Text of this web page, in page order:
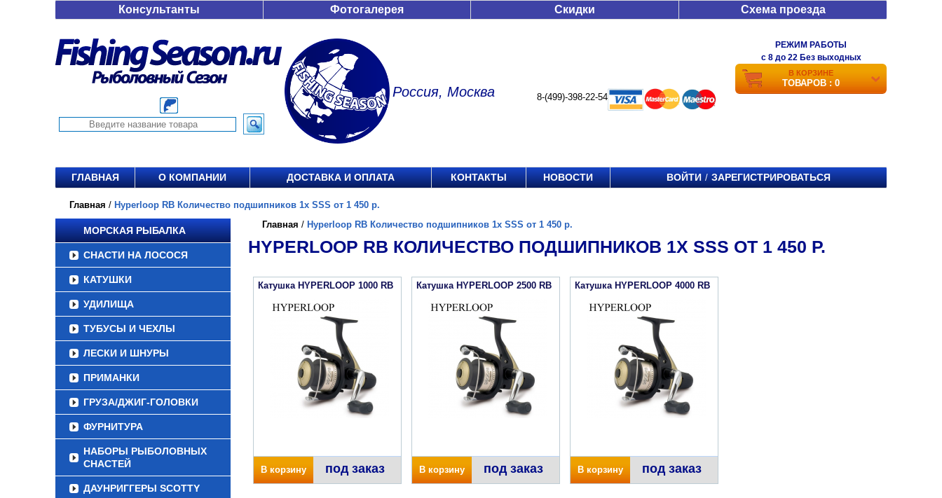
Консультанты Фотогалерея Скидки Схема проезда
Россия, Москва 8-(499)-398-22-54
РЕЖИМ РАБОТЫ
c 8 до 22 Без выходных
В КОРЗИНЕ
ТОВАРОВ : 0
ГЛАВНАЯ О КОМПАНИИ ДОСТАВКА И ОПЛАТА КОНТАКТЫ НОВОСТИ ВОЙТИ / ЗАРЕГИСТРИРОВАТЬСЯ
Главная / Hyperloop RB Количество подшипников 1x SSS от 1 450 р.
МОРСКАЯ РЫБАЛКА
СНАСТИ НА ЛОСОСЯ
КАТУШКИ
УДИЛИЩА
ТУБУСЫ И ЧЕХЛЫ
ЛЕСКИ И ШНУРЫ
ПРИМАНКИ
ГРУЗА/ДЖИГ-ГОЛОВКИ
ФУРНИТУРА
НАБОРЫ РЫБОЛОВНЫХ
СНАСТЕЙ
ДАУНРИГГЕРЫ SCOTTY
Главная / Hyperloop RB Количество подшипников 1x SSS от 1 450 р.
HYPERLOOP RB КОЛИЧЕСТВО ПОДШИПНИКОВ 1X SSS ОТ 1 450 Р.
Катушка HYPERLOOP 1000 RB
В корзину под заказ
Катушка HYPERLOOP 2500 RB
В корзину под заказ
Катушка HYPERLOOP 4000 RB
В корзину под заказ